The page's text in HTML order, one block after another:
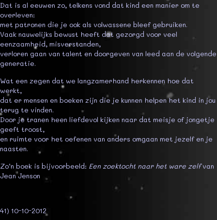
Dat is al eeuwen zo, telkens vond dat kind een manier om te
overleven:
met patronen die je ook als volwassene bleef gebruiken.
Vaak nauwelijks bewust heeft dat gezorgd voor veel
eenzaamheid, misverstanden,
verloren gaan van talent en doorgeven van leed aan de volgende
generatie.
Wat een zegen dat we langzamerhand herkennen hoe dat
werkt,
dat er mensen en boeken zijn die je kunnen helpen het kind in jou
terug te vinden.
Door je tranen heen liefdevol kijken naar dat meisje of jongetje
geeft troost,
en ruimte voor het oefenen van anders omgaan met jezelf en je
naasten.
Zo’n boek is bijvoorbeeld: Een zoektocht naar het ware zelfvan
Jean Jenson
41) 10-10-2012